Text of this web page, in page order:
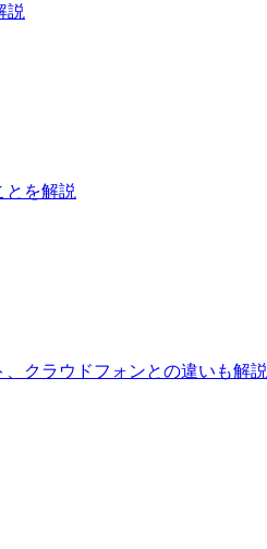
説
とを解説
、クラウドフォンとの違いも解説